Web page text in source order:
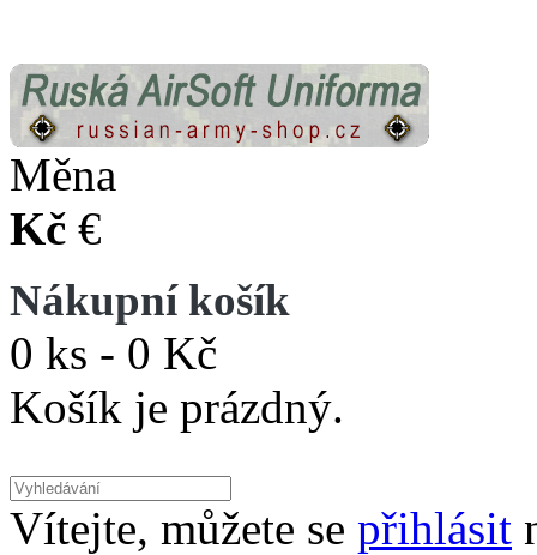
Měna
Kč €
Nákupní košík
0 ks - 0 Kč
Košík je prázdný.
Vítejte, můžete se přihlásit